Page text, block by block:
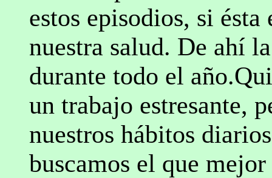
estos episodios, si
nuestra salud. De ahí
durante todo el
un trabajo estresante,
nuestros hábitos
buscamos el que mejor